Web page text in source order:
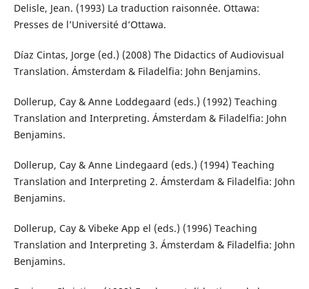
Delisle, Jean. (1993) La traduction raisonnée. Ottawa:
Presses de l’Université d’Ottawa.
Díaz Cintas, Jorge (ed.) (2008) The Didactics of Audiovisual
Translation. Ámsterdam & Filadelfia: John Benjamins.
Dollerup, Cay & Anne Loddegaard (eds.) (1992) Teaching
Translation and Interpreting. Ámsterdam & Filadelfia: John
Benjamins.
Dollerup, Cay & Anne Lindegaard (eds.) (1994) Teaching
Translation and Interpreting 2. Ámsterdam & Filadelfia: John
Benjamins.
Dollerup, Cay & Vibeke App el (eds.) (1996) Teaching
Translation and Interpreting 3. Ámsterdam & Filadelfia: John
Benjamins.